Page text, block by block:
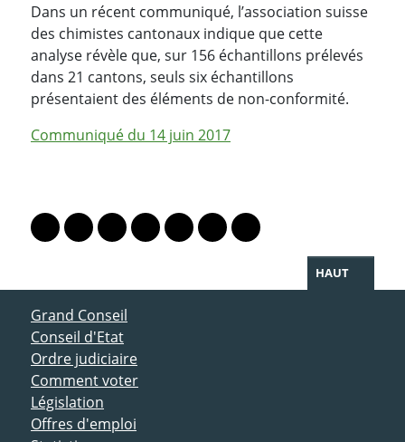
Dans un récent communiqué, l’association suisse
des chimistes cantonaux indique que cette
analyse révèle que, sur 156 échantillons prélevés
dans 21 cantons, seuls six échantillons
présentaient des éléments de non-conformité.
Communiqué du 14 juin 2017
Lien vers le profil Mastodon
Lien vers le profil Bluesky
Lien vers le profil Instagram
Lien vers le profil Linkedin
Lien vers le profil Facebook
Lien vers le profil Twitter
Partager par WhatsApp
HAUT
ACCÈS DIRECT
Grand Conseil
Conseil d'Etat
Ordre judiciaire
Comment voter
Législation
Offres d'emploi